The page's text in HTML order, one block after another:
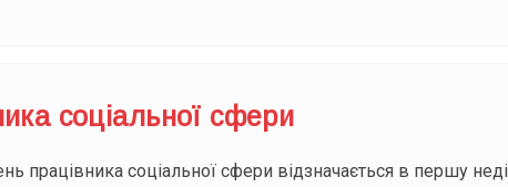
соціальної сфери
працівника соціальної сфери відзначається в першу